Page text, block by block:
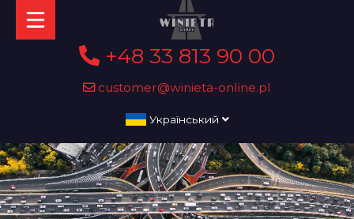
+48 33 813 90 00
customer@winieta-online.pl
Український